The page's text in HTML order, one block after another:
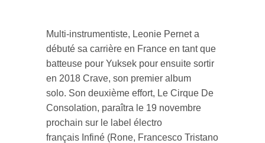
Multi-instrumentiste, Leonie Pernet a
débuté sa carrière en France en tant que
batteuse pour Yuksek pour ensuite sortir
en 2018 Crave, son premier album
solo. Son deuxième effort, Le Cirque De
Consolation, paraîtra le 19 novembre
prochain sur le label électro
français Infiné (Rone, Francesco Tristano